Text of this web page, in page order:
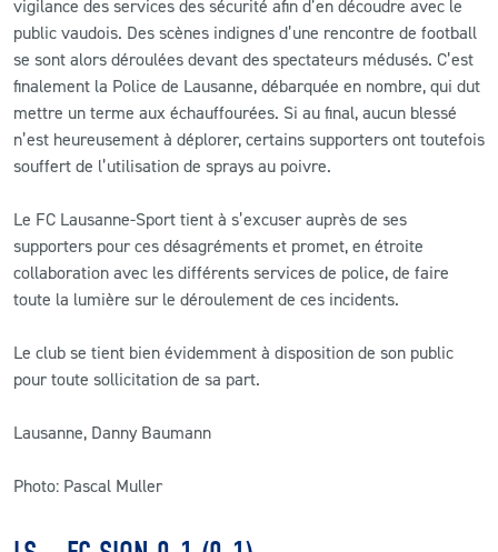
vigilance des services des sécurité afin d’en découdre avec le
public vaudois. Des scènes indignes d’une rencontre de football
se sont alors déroulées devant des spectateurs médusés. C’est
finalement la Police de Lausanne, débarquée en nombre, qui dut
mettre un terme aux échauffourées. Si au final, aucun blessé
n’est heureusement à déplorer, certains supporters ont toutefois
souffert de l’utilisation de sprays au poivre.
Le FC Lausanne-Sport tient à s’excuser auprès de ses
supporters pour ces désagréments et promet, en étroite
collaboration avec les différents services de police, de faire
toute la lumière sur le déroulement de ces incidents.
Le club se tient bien évidemment à disposition de son public
pour toute sollicitation de sa part.
Lausanne, Danny Baumann
Photo: Pascal Muller